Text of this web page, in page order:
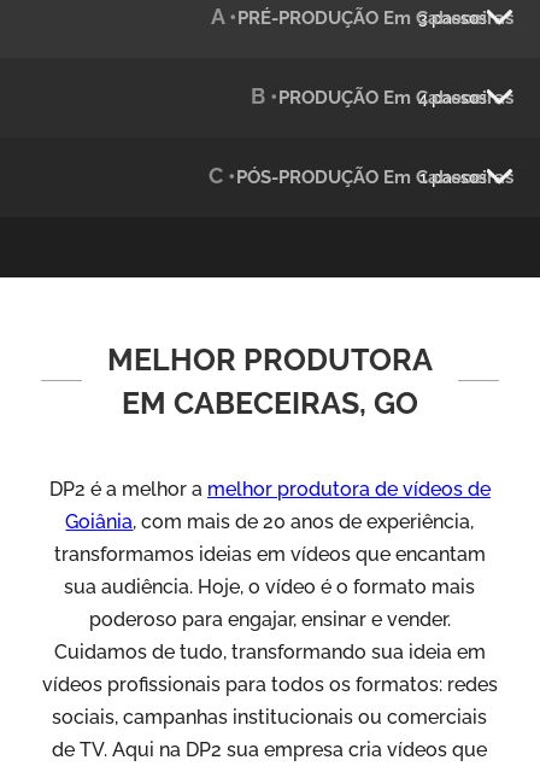
Julândia
Green Process
Vídeos de Produtos e Serviços
A •PRÉ-PRODUÇÃO Em Cabeceiras
3 passos
B •PRODUÇÃO Em Cabeceiras
4 passos
C •PÓS-PRODUÇÃO Em Cabeceiras
1 passos
MELHOR PRODUTORA
EM CABECEIRAS, GO
DP2 é a melhor a melhor produtora de vídeos de
Goiânia, com mais de 20 anos de experiência,
transformamos ideias em vídeos que encantam
sua audiência. Hoje, o vídeo é o formato mais
poderoso para engajar, ensinar e vender.
Cuidamos de tudo, transformando sua ideia em
vídeos profissionais para todos os formatos: redes
sociais, campanhas institucionais ou comerciais
de TV. Aqui na DP2 sua empresa cria vídeos que